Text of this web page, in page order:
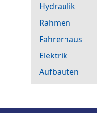
Hydraulik
Rahmen
Fahrerhaus
Elektrik
Aufbauten